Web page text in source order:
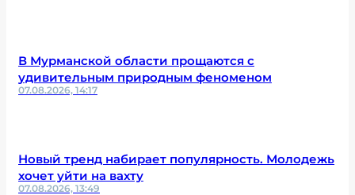
В Мурманской области прощаются с
удивительным природным феноменом
07.08.2026, 14:17
Новый тренд набирает популярность. Молодежь
хочет уйти на вахту
07.08.2026, 13:49